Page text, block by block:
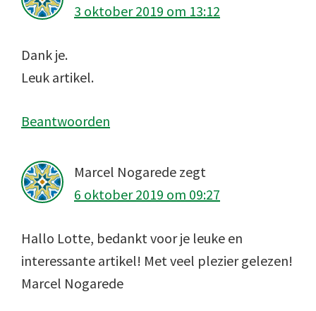
3 oktober 2019 om 13:12
Dank je.
Leuk artikel.
Beantwoorden
Marcel Nogarede zegt
6 oktober 2019 om 09:27
Hallo Lotte, bedankt voor je leuke en
interessante artikel! Met veel plezier gelezen!
Marcel Nogarede